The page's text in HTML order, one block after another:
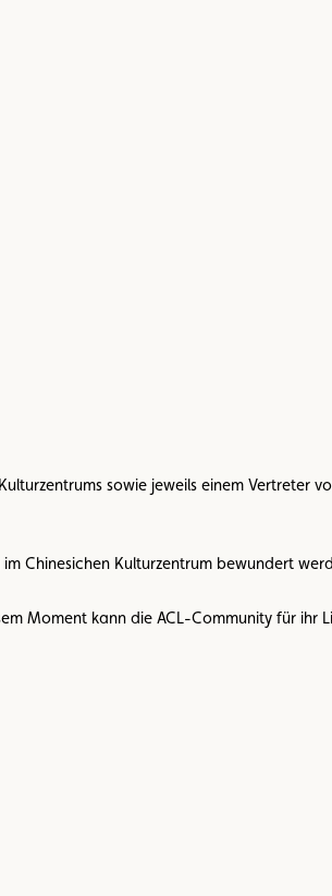
sowie jeweils einem Vertreter
Chinesichen Kulturzentrum bewundert
Moment kann die ACL-Community für ihr